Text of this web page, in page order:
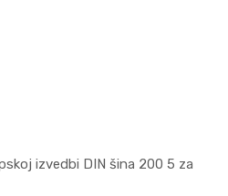
izvedbi DIN šina 200 5 za